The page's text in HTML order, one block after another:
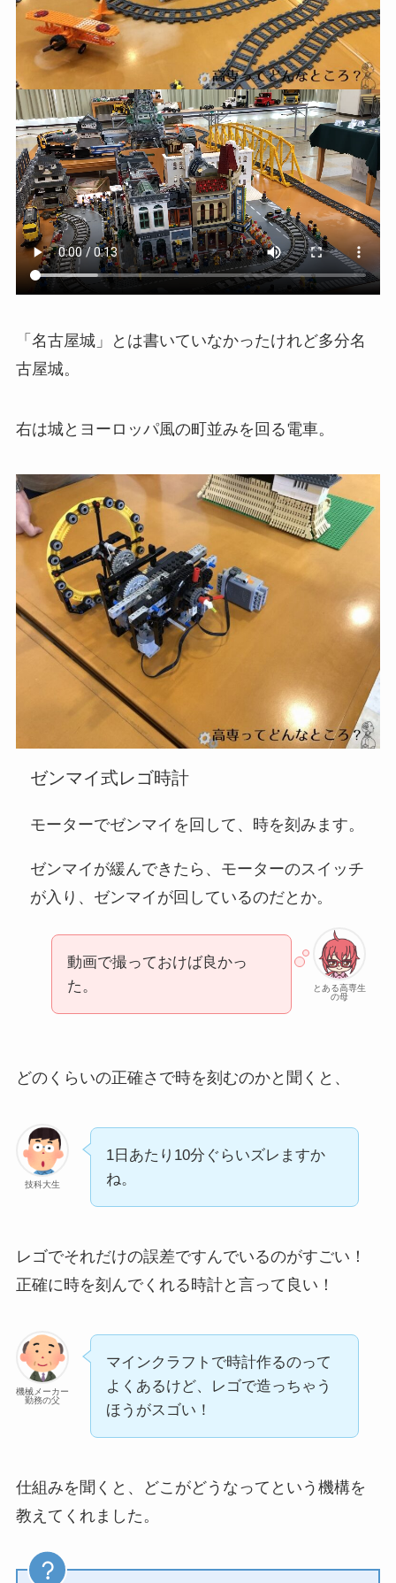
「名古屋城」とは書いていなかったけれど多分名
古屋城。
右は城とヨーロッパ風の町並みを回る電車。
ゼンマイ式レゴ時計
モーターでゼンマイを回して、時を刻みます。
ゼンマイが緩んできたら、モーターのスイッチ
が入り、ゼンマイが回しているのだとか。
とある高専生
の母
動画で撮っておけば良かっ
た。
どのくらいの正確さで時を刻むのかと聞くと、
技科大生
1日あたり10分ぐらいズレますか
ね。
レゴでそれだけの誤差ですんでいるのがすごい！
正確に時を刻んでくれる時計と言って良い！
機械メーカー
勤務の父
マインクラフトで時計作るのって
よくあるけど、レゴで造っちゃう
ほうがスゴい！
仕組みを聞くと、どこがどうなってという機構を
教えてくれました。